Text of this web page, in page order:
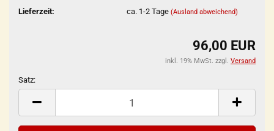
Lieferzeit:
ca. 1-2 Tage (Ausland abweichend)
96,00 EUR
inkl. 19% MwSt. zzgl. Versand
Satz:
Satz